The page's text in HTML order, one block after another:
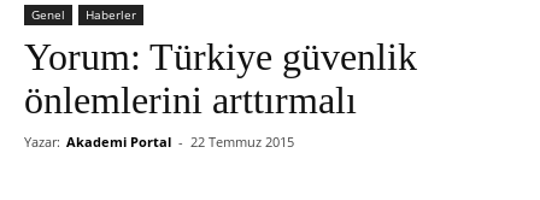
Genel Haberler
Yorum: Türkiye güvenlik
önlemlerini arttırmalı
Yazar: Akademi Portal - 22 Temmuz 2015